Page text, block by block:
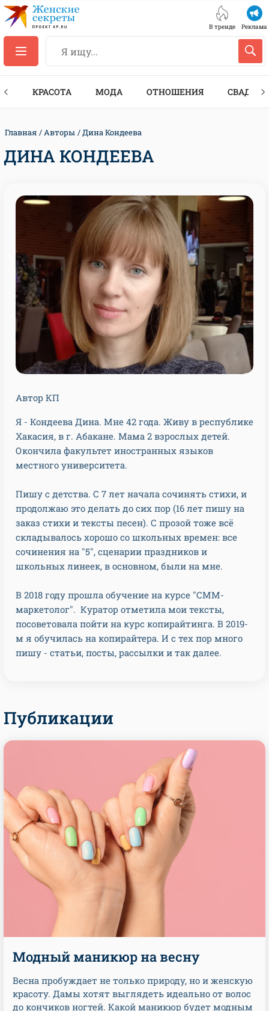
В тренде Реклама
КРАСОТА МОДА ОТНОШЕНИЯ СВАДЬБА
Главная Авторы Дина Кондеева
ДИНА КОНДЕЕВА
Автор КП
Я - Кондеева Дина. Мне 42 года. Живу в республике
Хакасия, в г. Абакане. Мама 2 взрослых детей.
Окончила факультет иностранных языков
местного университета.
Пишу с детства. С 7 лет начала сочинять стихи, и
продолжаю это делать до сих пор (16 лет пишу на
заказ стихи и тексты песен). С прозой тоже всё
складывалось хорошо со школьных времен: все
сочинения на "5", сценарии праздников и
школьных линеек, в основном, были на мне.
В 2018 году прошла обучение на курсе "СММ-
маркетолог". Куратор отметила мои тексты,
посоветовала пойти на курс копирайтинга. В 2019-
м я обучилась на копирайтера. И с тех пор много
пишу - статьи, посты, рассылки и так далее.
Публикации
​​​​​​​Модный маникюр на весну
Весна пробуждает не только природу, но и женскую
красоту. Дамы хотят выглядеть идеально от волос
до кончиков ногтей. Какой маникюр будет модным